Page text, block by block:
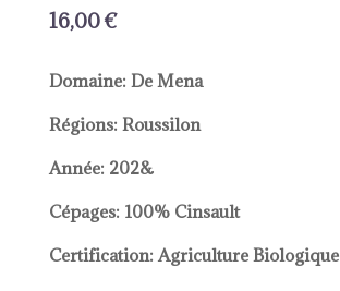
16,00€
Domaine: De Mena
Régions: Roussilon
Année: 202&
Cépages: 100% Cinsault
Certification: Agriculture Biologique